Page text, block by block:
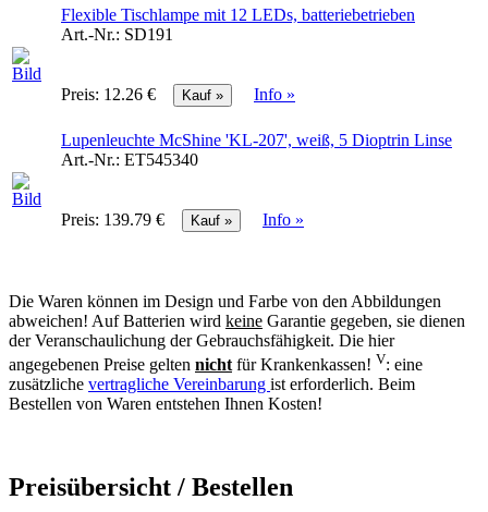
Flexible Tischlampe mit 12 LEDs, batteriebetrieben
Art.-Nr.: SD191
Preis: 12.26 € Info »
Lupenleuchte McShine 'KL-207', weiß, 5 Dioptrin Linse
Art.-Nr.: ET545340
Preis: 139.79 € Info »
Die Waren können im Design und Farbe von den Abbildungen
abweichen! Auf Batterien wird keine Garantie gegeben, sie dienen
der Veranschaulichung der Gebrauchsfähigkeit. Die hier
angegebenen Preise gelten nicht für Krankenkassen! V: eine
zusätzliche vertragliche Vereinbarung ist erforderlich. Beim
Bestellen von Waren entstehen Ihnen Kosten!
Preisübersicht / Bestellen